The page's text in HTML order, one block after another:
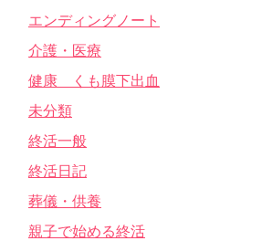
エンディングノート
介護・医療
健康 くも膜下出血
未分類
終活一般
終活日記
葬儀・供養
親子で始める終活